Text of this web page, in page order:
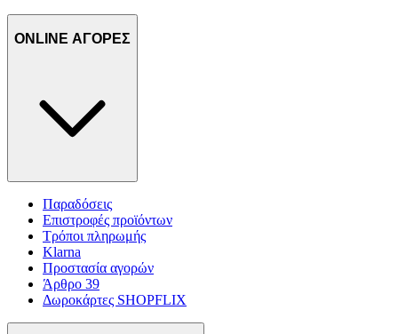
ONLINE ΑΓΟΡΕΣ
Παραδόσεις
Επιστροφές προϊόντων
Τρόποι πληρωμής
Klarna
Προστασία αγορών
Άρθρο 39
Δωροκάρτες SHOPFLIX